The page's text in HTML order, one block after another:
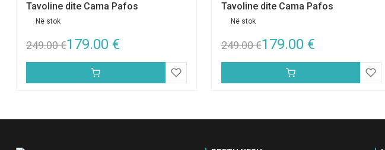
Tavoline dite Cama Pafos
Në stok
249.00€179.00 €
Tavoline dite Cama Pafos
Në stok
249.00€179.00 €